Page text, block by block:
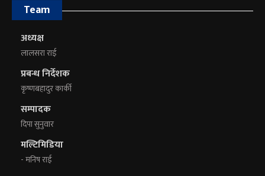
Team
अध्यक्ष
लालसरा राई
प्रबन्ध निर्देशक
कृष्णबहादुर कार्की
सम्पादक
दिपा सुनुवार
मल्टिमिडिया
- मनिष राई